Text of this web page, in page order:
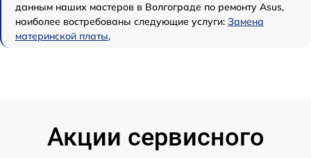
данным наших мастеров в Волгограде по ремонту Asus,
наиболее востребованы следующие услуги: Замена
материнской платы,
Акции сервисного